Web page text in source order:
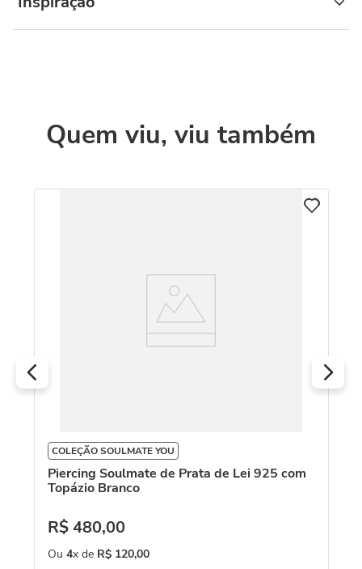
Quem viu, viu também
COLEÇÃO SOULMATE YOU
Piercing Soulmate de Prata de Lei 925 com
Topázio Branco
R$ 480,00
Ou 4x de R$ 120,00